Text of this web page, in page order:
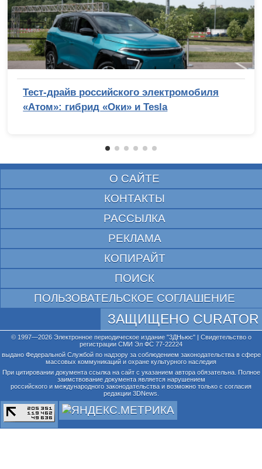
Тест-драйв российского электромобиля
«Атом»: гибрид «Оки» и Tesla
О САЙТЕ
КОНТАКТЫ
РАССЫЛКА
РЕКЛАМА
КОПИРАЙТ
ПОИСК
ПОЛЬЗОВАТЕЛЬСКОЕ СОГЛАШЕНИЕ
ЗАЩИЩЕНО CURATOR
© 1997—2026 Электронное периодическое издание "3ДНьюс" | Свидетельство о
регистрации СМИ Эл ФС 77-22224
выдано Федеральной Службой по надзору за соблюдением законодательства в сфере
массовых коммуникаций и охране культурного наследия
При цитировании документа ссылка на сайт с указанием автора обязательна. Полное
заимствование документа является нарушением
российского и международного законодательства и возможно только с согласия
редакции 3DNews.